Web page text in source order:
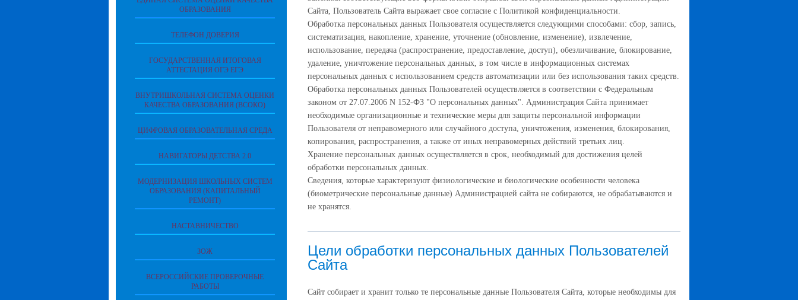
Сайта, Пользователь Сайта выражает свое согласие с Политикой конфиденциальности.
Обработка персональных данных Пользователя осуществляется следующими способами: сбор, запись,
систематизация, накопление, хранение, уточнение (обновление, изменение), извлечение,
использование, передача (распространение, предоставление, доступ), обезличивание, блокирование,
удаление, уничтожение персональных данных, в том числе в информационных системах
персональных данных с использованием средств автоматизации или без использования таких средств.
Обработка персональных данных Пользователей осуществляется в соответствии с Федеральным
законом от 27.07.2006 N 152-ФЗ "О персональных данных". Администрация Сайта принимает
необходимые организационные и технические меры для защиты персональной информации
Пользователя от неправомерного или случайного доступа, уничтожения, изменения, блокирования,
копирования, распространения, а также от иных неправомерных действий третьих лиц.
Хранение персональных данных осуществляется в срок, необходимый для достижения целей
обработки персональных данных.
Сведения, которые характеризуют физиологические и биологические особенности человека
(биометрические персональные данные) Администрацией сайта не собираются, не обрабатываются и
не хранятся.
Цели обработки персональных данных Пользователей
Сайта
Сайт собирает и хранит только те персональные данные Пользователя Сайта, которые необходимы для
ОБРАЗОВАНИЯ
ТЕЛЕФОН ДОВЕРИЯ
ГОСУДАРСТВЕННАЯ ИТОГОВАЯ
АТТЕСТАЦИЯ ОГЭ ЕГЭ
ВНУТРИШКОЛЬНАЯ СИСТЕМА ОЦЕНКИ
КАЧЕСТВА ОБРАЗОВАНИЯ (ВСОКО)
ЦИФРОВАЯ ОБРАЗОВАТЕЛЬНАЯ СРЕДА
НАВИГАТОРЫ ДЕТСТВА 2.0
МОДЕРНИЗАЦИЯ ШКОЛЬНЫХ СИСТЕМ
ОБРАЗОВАНИЯ (КАПИТАЛЬНЫЙ
РЕМОНТ)
НАСТАВНИЧЕСТВО
ЗОЖ
ВСЕРОССИЙСКИЕ ПРОВЕРОЧНЫЕ
РАБОТЫ